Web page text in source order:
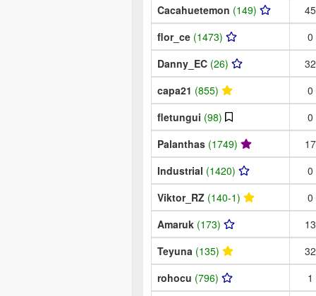
Cacahuetemon (149)
45
flor_ce (1473)
0
Danny_EC (26)
32
capa21 (855)
0
fletungui (98)
0
Palanthas (1749)
17
Industrial (1420)
0
Viktor_RZ (140-1)
0
Amaruk (173)
13
Teyuna (135)
32
rohocu (796)
1